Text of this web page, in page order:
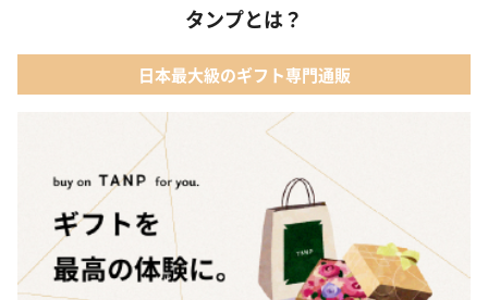
04 ファッション小物
05 入浴剤・バスケア
02 【名入れギフト】フラワーティントリップ［日本限定ピンクゴ
03 ショコラフレナチュール
04 ＜クランチチョコレート＞ダーク＆ミルク＆キャラメル＆ホワ
イト 60g
05 葉山のショコラ・カロ＜4個入＞
タンプとは？
日本最大級のギフト専門通販